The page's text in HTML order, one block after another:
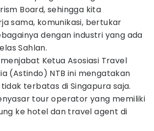
Board, sehingga kita
sama, komunikasi, bertukar
dengan industri yang ada
Sahlan.
Ketua Asosiasi Travel
(Astindo) NTB ini mengatakan
terbatas di Singapura saja.
tour operator yang memiliki
ke hotel dan travel agent di